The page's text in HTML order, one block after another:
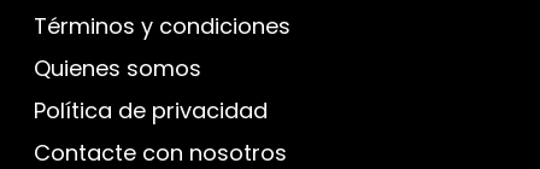
Términos y condiciones
Quienes somos
Política de privacidad
Contacte con nosotros